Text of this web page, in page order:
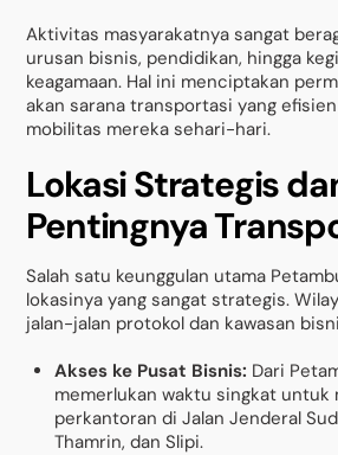
Aktivitas masyarakatnya sangat
urusan bisnis, pendidikan, hingga
keagamaan. Hal ini menciptakan
akan sarana transportasi yang
mobilitas mereka sehari-hari.
Lokasi Strategis
Pentingnya
Salah satu keunggulan utama
lokasinya yang sangat strategis.
jalan-jalan protokol dan kawasan
Akses ke Pusat Bisnis: Dari
memerlukan waktu singkat untuk
perkantoran di Jalan Jenderal
Thamrin, dan Slipi.